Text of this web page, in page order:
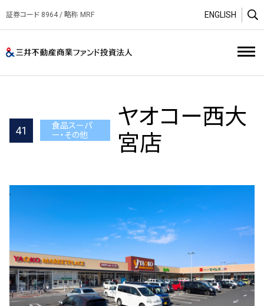
証券コード 8964 / 略称 MRF ENGLISH
41
食品スーパ
ー・その他
ヤオコー西大
宮店